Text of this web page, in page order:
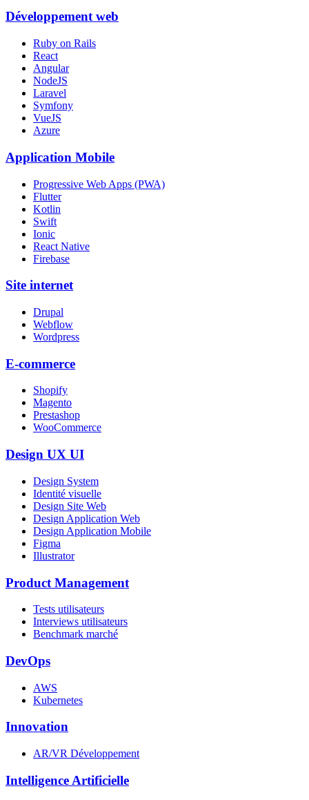
Développement web
Ruby on Rails
React
Angular
NodeJS
Laravel
Symfony
VueJS
Azure
Application Mobile
Progressive Web Apps (PWA)
Flutter
Kotlin
Swift
Ionic
React Native
Firebase
Site internet
Drupal
Webflow
Wordpress
E-commerce
Shopify
Magento
Prestashop
WooCommerce
Design UX UI
Design System
Identité visuelle
Design Site Web
Design Application Web
Design Application Mobile
Figma
Illustrator
Product Management
Tests utilisateurs
Interviews utilisateurs
Benchmark marché
DevOps
AWS
Kubernetes
Innovation
AR/VR Développement
Intelligence Artificielle